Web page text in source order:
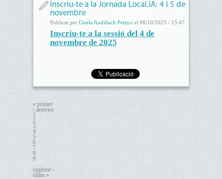
Inscriu-te a la Jornada Local.IA: 4 i 5 de
novembre
Publicat per Gisela Andiñach Pelayo el 06/10/2025 - 15:47
Inscriu-te a la sessió del 4 de
novembre de 2025
« primer
‹ anterior
1
2
3
4
5
6
7
8
9
…
següent ›
últim »